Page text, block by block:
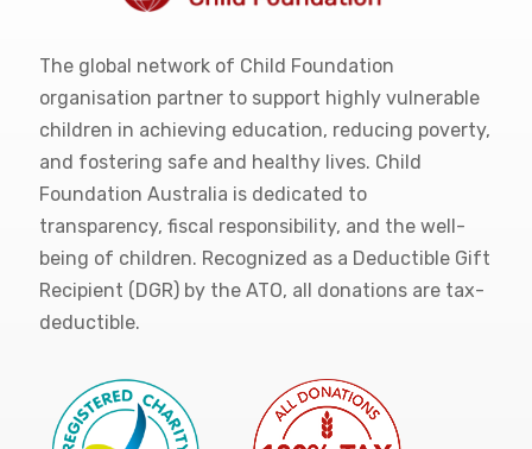
The global network of Child Foundation
organisation partner to support highly vulnerable
children in achieving education, reducing poverty,
and fostering safe and healthy lives. Child
Foundation Australia is dedicated to
transparency, fiscal responsibility, and the well-
being of children. Recognized as a Deductible Gift
Recipient (DGR) by the ATO, all donations are tax-
deductible.